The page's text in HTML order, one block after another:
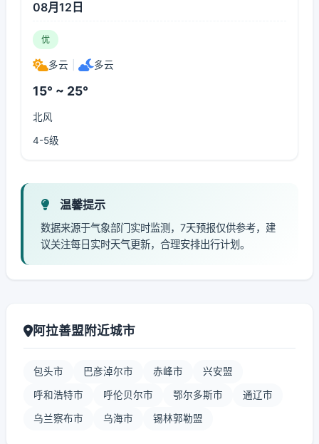
08月12日
优
多云 多云
15° ~ 25°
北风
4-5级
温馨提示
数据来源于气象部门实时监测，7天预报仅供参考，建
议关注每日实时天气更新，合理安排出行计划。
阿拉善盟附近城市
包头市 巴彦淖尔市 赤峰市 兴安盟
呼和浩特市 呼伦贝尔市 鄂尔多斯市 通辽市
乌兰察布市 乌海市 锡林郭勒盟